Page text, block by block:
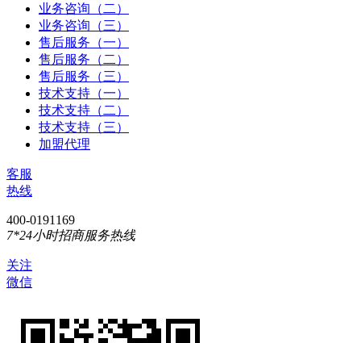
业务咨询（二）
业务咨询（三）
售后服务（一）
售后服务（二）
售后服务（三）
技术支持（一）
技术支持（二）
技术支持（三）
加盟代理
客服
热线
400-0191169
7*24小时招商服务热线
关注
微信